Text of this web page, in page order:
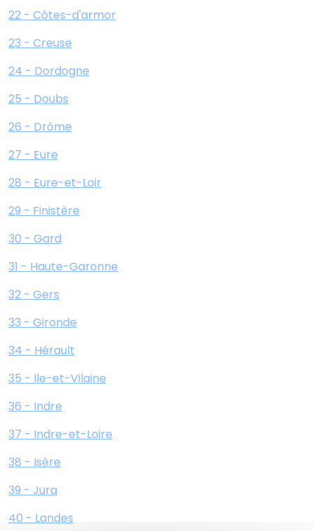
22 - Côtes-d'armor
23 - Creuse
24 - Dordogne
25 - Doubs
26 - Drôme
27 - Eure
28 - Eure-et-Loir
29 - Finistère
30 - Gard
31 - Haute-Garonne
32 - Gers
33 - Gironde
34 - Hérault
35 - Ile-et-Vilaine
36 - Indre
37 - Indre-et-Loire
38 - Isère
39 - Jura
40 - Landes